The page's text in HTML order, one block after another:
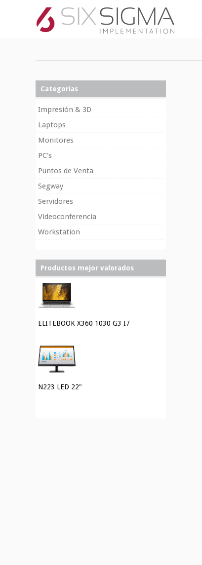
Categorías
Impresión & 3D
Laptops
Monitores
PC's
Puntos de Venta
Segway
Servidores
Videoconferencia
Workstation
Productos mejor valorados
ELITEBOOK X360 1030 G3 I7
N223 LED 22"